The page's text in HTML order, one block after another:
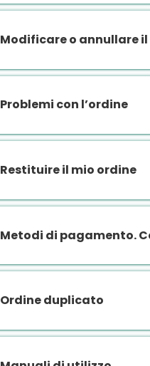
Modificare o annullare
Problemi con l’ordine
Restituire il mio ordine
Metodi di pagamento.
Ordine duplicato